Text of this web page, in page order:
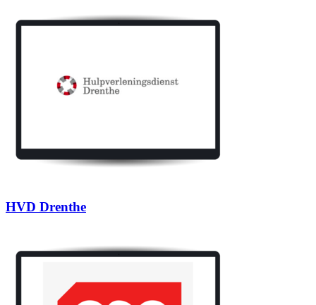
HVD Drenthe